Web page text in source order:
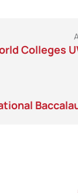
Colleges